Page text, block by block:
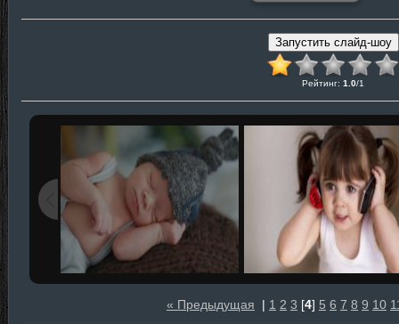
Рейтинг: 1.0/1
« Предыдущая | 1 2 3 [4] 5 6 7 8 9 10